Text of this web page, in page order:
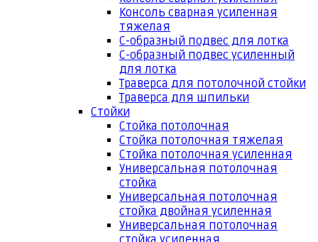
Консоль сварная усиленная
тяжелая
С-образный подвес для лотка
С-образный подвес усиленный
для лотка
Траверса для потолочной стойки
Траверса для шпильки
Стойки
Стойка потолочная
Стойка потолочная тяжелая
Стойка потолочная усиленная
Универсальная потолочная
стойка
Универсальная потолочная
стойка двойная усиленная
Универсальная потолочная